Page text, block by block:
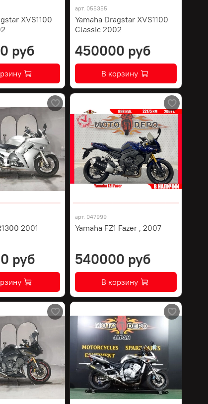
XVS1100
руб
арт. 055355
Yamaha Dragstar XVS1100
Classic 2002
450000 руб
В корзину
2001
руб
арт. 047999
Yamaha FZ1 Fazer , 2007
540000 руб
В корзину